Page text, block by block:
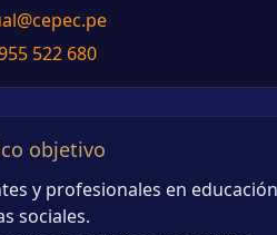
522 680
objetivo
y profesionales en
sociales.